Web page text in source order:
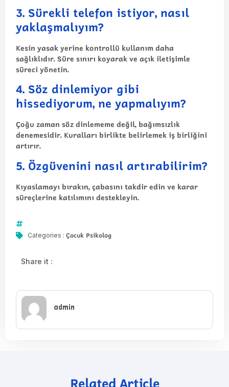
3. Sürekli telefon istiyor, nasıl
yaklaşmalıyım?
Kesin yasak yerine kontrollü kullanım daha
sağlıklıdır. Süre sınırı koyarak ve açık iletişimle
süreci yönetin.
4. Söz dinlemiyor gibi
hissediyorum, ne yapmalıyım?
Çoğu zaman söz dinlememe değil, bağımsızlık
denemesidir. Kuralları birlikte belirlemek iş birliğini
artırır.
5. Özgüvenini nasıl artırabilirim?
Kıyaslamayı bırakın, çabasını takdir edin ve karar
süreçlerine katılımını destekleyin.
Categories : Çocuk Psikolog
Share it :
admin
Related Article